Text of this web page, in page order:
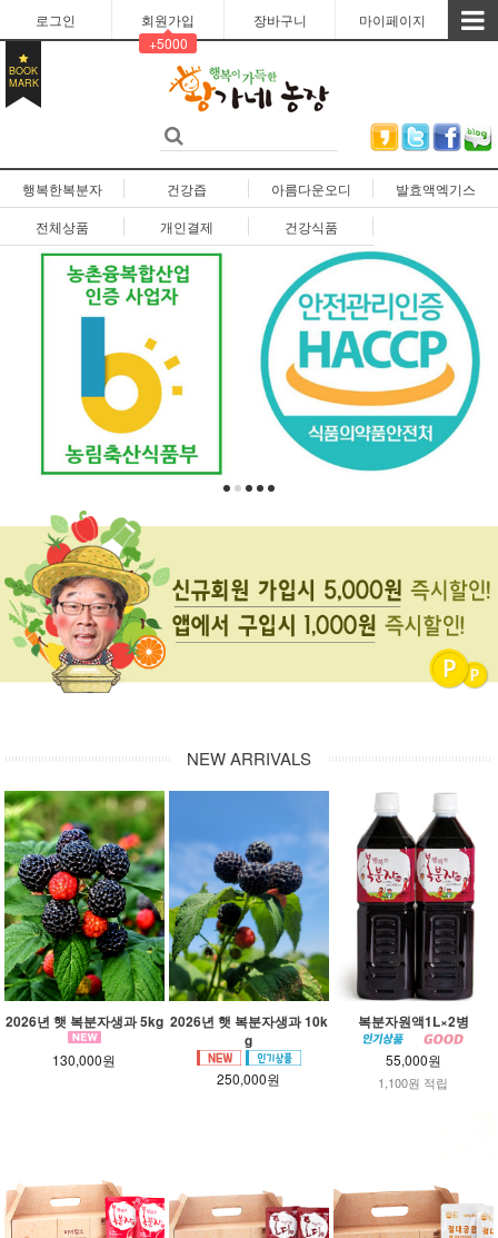
로그인
회원가입
+5000
장바구니 마이페이지
BOOK
MARK
행복한복분자 건강즙 아름다운오디
발효액엑기스
전체상품
개인결제 건강식품
NEW ARRIVALS
2026년 햇 복분자생과 5kg
130,000원
2026년 햇 복분자생과 10k
g
250,000원
복분자원액1L×2병
55,000원
1,100원 적립